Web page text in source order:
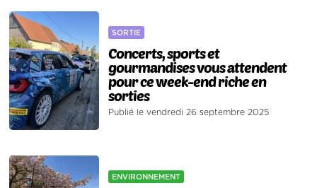
SORTIE
Concerts, sports et
gourmandises vous attendent
pour ce week-end riche en
sorties
Publié le vendredi 26 septembre 2025
ENVIRONNEMENT